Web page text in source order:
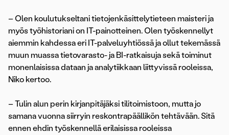
– Olen koulutukseltani tietojenkäsittelytieteen maisteri ja
myös työhistoriani on IT-painotteinen. Olen työskennellyt
aiemmin kahdessa eri IT-palveluyhtiössä ja ollut tekemässä
muun muassa tietovarasto- ja BI-ratkaisuja sekä toiminut
monenlaisissa dataan ja analytiikkaan liittyvissä rooleissa,
Niko kertoo.
– Tulin alun perin kirjanpitäjäksi tilitoimistoon, mutta jo
samana vuonna siirryin reskontrapäällikön tehtävään. Sitä
ennen ehdin työskennellä erilaisissa rooleissa